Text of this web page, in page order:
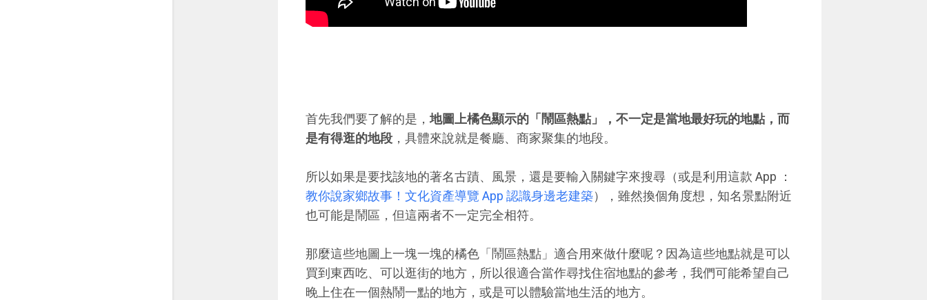
首先我們要了解的是， 地圖上橘色顯示的「鬧區熱點」，不一定是當地最好玩的地點，而
是有得逛的地段 ，具體來說就是餐廳、商家聚集的地段。
所以如果是要找該地的著名古蹟、風景，還是要輸入關鍵字來搜尋（或是利用這款 App ：
教你說家鄉故事！文化資產導覽 App 認識身邊老建築），雖然換個角度想，知名景點附近
也可能是鬧區，但這兩者不一定完全相符。
那麼這些地圖上一塊一塊的橘色「鬧區熱點」適合用來做什麼呢？因為這些地點就是可以
買到東西吃、可以逛街的地方，所以很適合當作尋找住宿地點的參考，我們可能希望自己
晚上住在一個熱鬧一點的地方，或是可以體驗當地生活的地方。